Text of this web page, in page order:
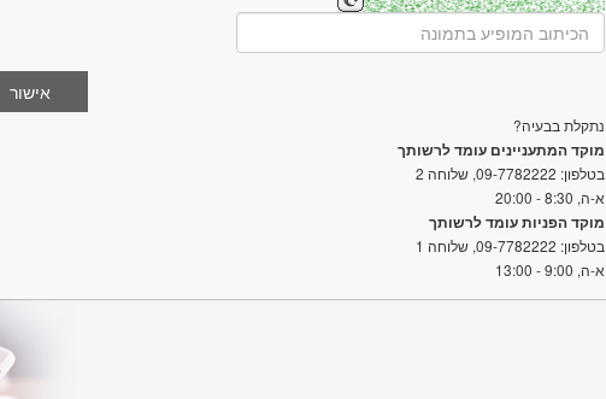
נתקלת בבעיה?
מוקד המתעניינים עומד לרשותך
בטלפון: 09-7782222, שלוחה 2
א-ה, 8:30 - 20:00
מוקד הפניות עומד לרשותך
בטלפון: 09-7782222, שלוחה 1
א-ה, 9:00 - 13:00